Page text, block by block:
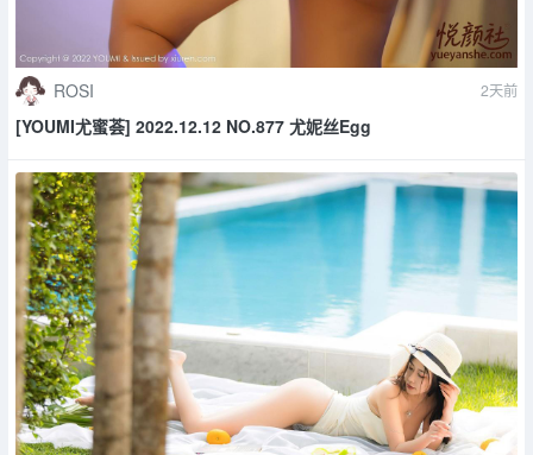
ROSI 2天前
[YOUMI尤蜜荟] 2022.12.12 NO.877 尤妮丝Egg